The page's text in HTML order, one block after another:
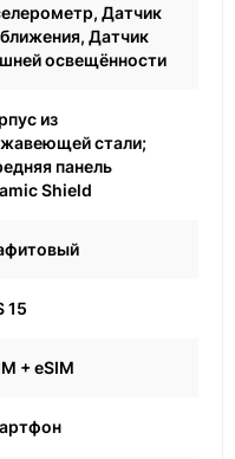
Датчик
Датчик
освещённости
из
стали;
панель
Shield
15
+ eSIM